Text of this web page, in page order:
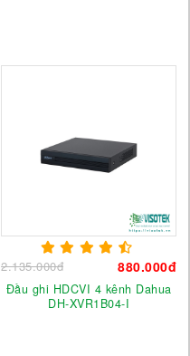
2.135.000đ 880.000đ
Đầu ghi HDCVI 4 kênh Dahua
DH-XVR1B04-I